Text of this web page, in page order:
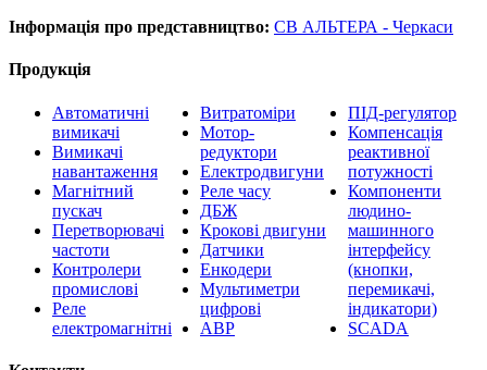
Інформація про представництво: СВ АЛЬТЕРА - Черкаси
Продукція
Автоматичні
вимикачі
Вимикачі
навантаження
Магнітний
пускач
Перетворювачі
частоти
Контролери
промислові
Реле
електромагнітні
Витратоміри
Мотор-
редуктори
Електродвигуни
Реле часу
ДБЖ
Крокові двигуни
Датчики
Енкодери
Мультиметри
цифрові
АВР
ПІД-регулятор
Компенсація
реактивної
потужності
Компоненти
людино-
машинного
інтерфейсу
(кнопки,
перемикачі,
індикатори)
SCADA